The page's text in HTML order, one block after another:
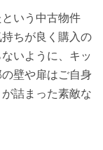
いう中古物件
ちが良く購入の
いように、キッ
壁や扉はご自身
詰まった素敵な